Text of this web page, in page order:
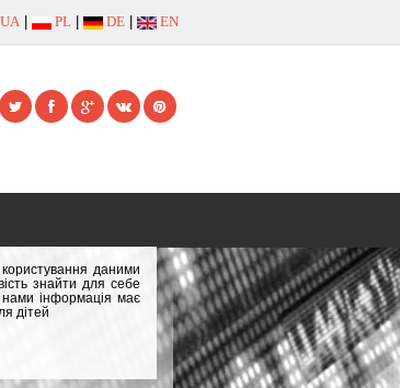
UA PL DE EN
даними
знайти для себе
нами інформація має
дітей